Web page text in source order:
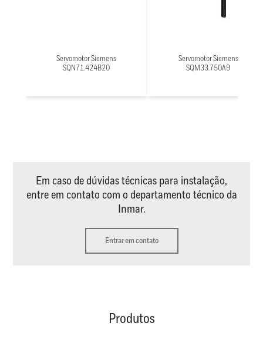
Servomotor Siemens
SQN71.424B20
Servomotor Siemens
SQM33.750A9
Em caso de dúvidas técnicas para instalação,
entre em contato com o departamento técnico da
Inmar.
Entrar em contato
Produtos